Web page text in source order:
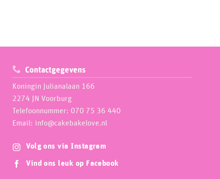
Contactgegevens
Koningin Julianalaan 166
2274 JN Voorburg
Telefoonnummer: 070 75 36 440
Email: info@cakebakelove.nl
Volg ons via Instagram
Vind ons leuk op Facebook